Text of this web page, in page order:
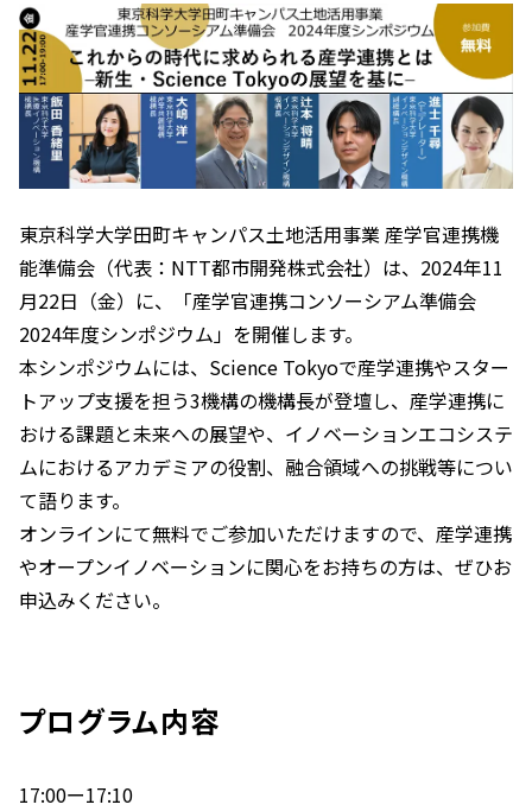
東京科学大学田町キャンパス土地活用事業 産学官連携機
能準備会（代表：NTT都市開発株式会社）は、2024年11
月22日（金）に、「産学官連携コンソーシアム準備会
2024年度シンポジウム」を開催します。
本シンポジウムには、Science Tokyoで産学連携やスター
トアップ支援を担う3機構の機構長が登壇し、産学連携に
おける課題と未来への展望や、イノベーションエコシステ
ムにおけるアカデミアの役割、融合領域への挑戦等につい
て語ります。
オンラインにて無料でご参加いただけますので、産学連携
やオープンイノベーションに関心をお持ちの方は、ぜひお
申込みください。
プログラム内容
17:00ー17:10